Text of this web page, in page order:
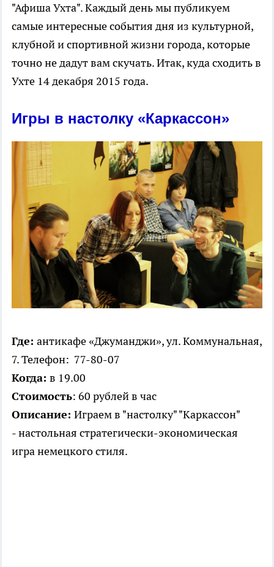
"Афиша Ухта". Каждый день мы публикуем
самые интересные события дня из культурной,
клубной и спортивной жизни города, которые
точно не дадут вам скучать. Итак, куда сходить в
Ухте 14 декабря 2015 года.
Игры в настолку «Каркассон»
Где: ант​икафе «Джуманджи», ул. Коммунальная,
7. Телефон: 77-80-07
Когда: в 19.00
Стоимость: 60 рублей в час
Описание: Играем в "настолку" "Каркассон"
- настольная стратегически-экономическая
игра немецкого стиля.